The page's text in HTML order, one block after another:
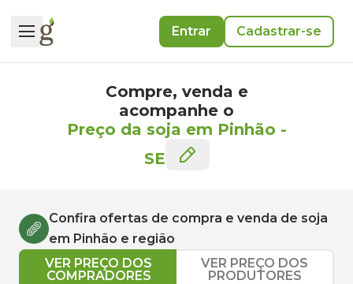
Entrar Cadastrar-se
Compre, venda e
acompanhe o
Preço da soja em Pinhão -
SE
Confira ofertas de compra e venda de soja
em Pinhão e região
VER PREÇO DOS
COMPRADORES
VER PREÇO DOS
PRODUTORES